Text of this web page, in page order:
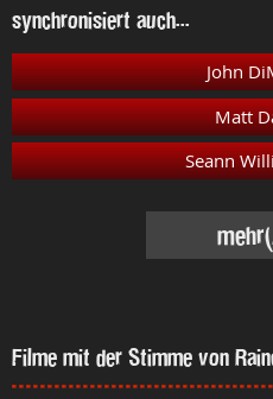
synchronisiert auch...
John
Matt
Seann
mehr
Filme mit der Stimme von